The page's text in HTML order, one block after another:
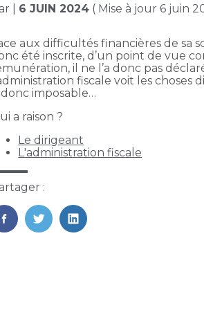
6 JUIN 2024 ( Mise à jour 6 juin
aux difficultés financières de sa
été inscrite, d’un point de vue
il ne l’a donc pas
fiscale voit les
donc imposable…
a raison ?
Le dirigeant
L'administration fiscale
:
TwitterLinkedIn